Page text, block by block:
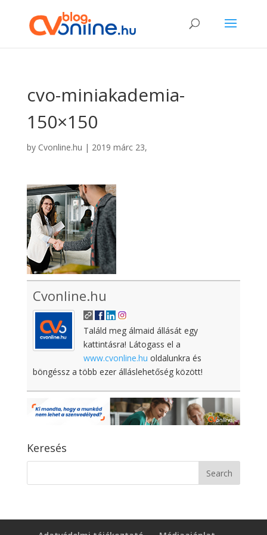
cvo-miniakademia-
150×150
by Cvonline.hu | 2019 márc 23,
Cvonline.hu
Találd meg álmaid állását egy
kattintásra! Látogass el a
www.cvonline.hu oldalunkra és
böngéssz a több ezer álláslehetőség között!
Keresés